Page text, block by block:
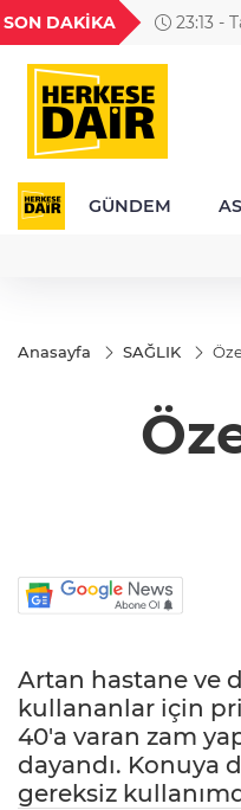
SON DAKİKA
23:13 -
18,2677
TND
GÜNDEM
Anasayfa SAĞLIK
Artan hastane ve
kullananlar için
40'a varan zam
dayandı. Konuya
gereksiz